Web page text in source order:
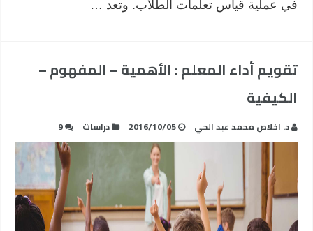
في عملية قياس تعلمات الطلاب. وتعد …
تقويم أداء المعلم : الأهمية – المفهوم –
الكيفية
د. اخلاص محمد عبد الحي 2016/10/05 دراسات 9